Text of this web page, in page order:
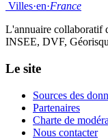
Villes·en·France
L'annuaire collaboratif
INSEE, DVF,
Le site
Sources des
Partenaires
Charte de
Nous contacter